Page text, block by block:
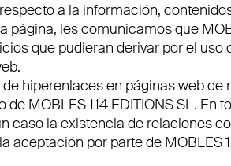
a la información,
les comunicamos que
que pudieran derivar por el
hiperenlaces en páginas web
MOBLES 114 EDITIONS SL.
caso la existencia de relaciones
por parte de MOBLES